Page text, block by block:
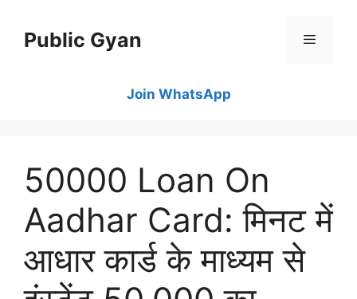
contentPublic Gyan
Join WhatsApp
50000 Loan On
Aadhar Card: मिनट में
आधार कार्ड के माध्यम से